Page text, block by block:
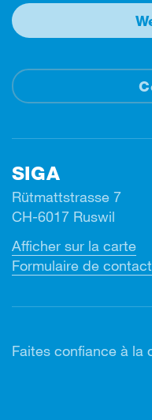
SIGA
Rütmattstrasse 7
CH-6017 Ruswil
Afficher sur la carte
Formulaire de contact
Faites confiance à la